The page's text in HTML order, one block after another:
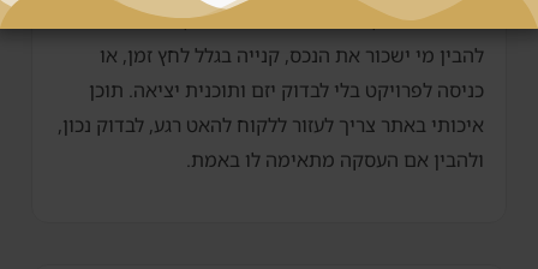
תשואה ברוטו, התעלמות מדמי שירות, בחירת אזור בלי
להבין מי ישכור את הנכס, קנייה בגלל לחץ זמן, או
כניסה לפרויקט בלי לבדוק יזם ותוכנית יציאה. תוכן
איכותי באתר צריך לעזור ללקוח להאט רגע, לבדוק נכון,
ולהבין אם העסקה מתאימה לו באמת.